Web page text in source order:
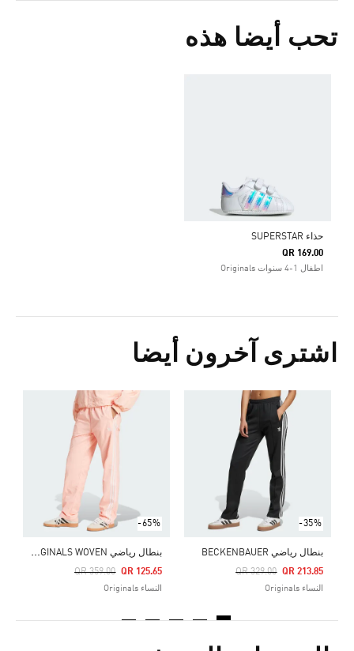
تحب أيضا هذه
حذاء SUPERSTAR
QR 169.00
اطفال 1-4 سنوات Originals
اشترى آخرون أيضا
-35%
بنطال رياضي BECKENBAUER
Price Reduced From
QR 329.00
To QR 213.85
النساء Originals
-65%
ب
نطال رياضي ADIDAS ORIGINALS WOVEN
Price Reduced From
QR 359.00
To QR 125.65
النساء Originals
Price Reduced From